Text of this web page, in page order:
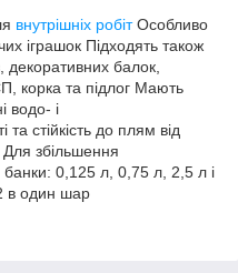
внутрішніх робітОсобливо
іграшок Підходять також
декоративних балок,
корка та підлог Мають
водо- і
та стійкість до плям від
Для збільшення
0,125 л, 0,75 л, 2,5 л і
в один шар